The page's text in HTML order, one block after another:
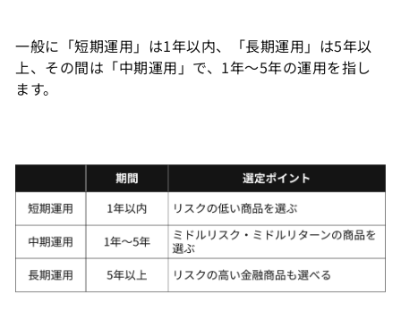
一般に「短期運用」は1年以内、「長期運用」は5年以
上、その間は「中期運用」で、1年～5年の運用を指し
ます。